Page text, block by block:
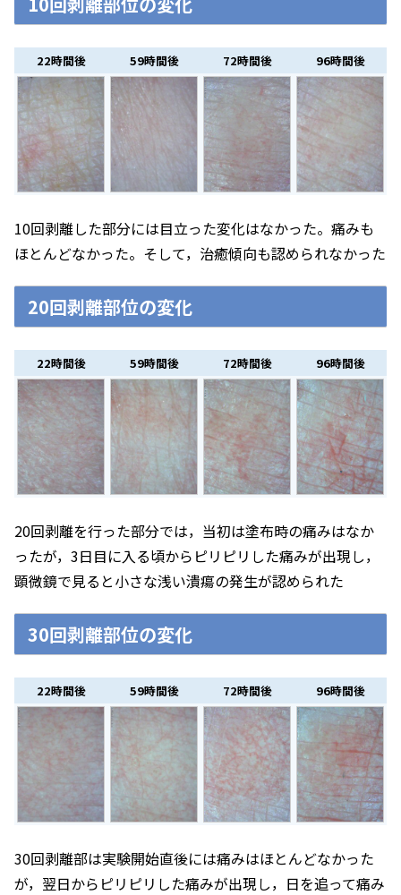
22時間後 59時間後 72時間後 96時間後
10回剥離した部分には目立った変化はなかった。痛みも
ほとんどなかった。そして，治癒傾向も認められなかった
20回剥離部位の変化
22時間後 59時間後 72時間後 96時間後
20回剥離を行った部分では，当初は塗布時の痛みはなか
ったが，3日目に入る頃からピリピリした痛みが出現し，
顕微鏡で見ると小さな浅い潰瘍の発生が認められた
30回剥離部位の変化
22時間後 59時間後 72時間後 96時間後
30回剥離部は実験開始直後には痛みはほとんどなかった
が，翌日からピリピリした痛みが出現し，日を追って痛み